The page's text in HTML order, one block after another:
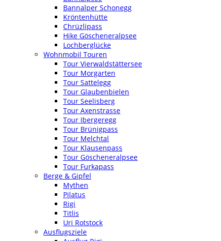
Bannalper Schonegg
Kröntenhütte
Chrüzlipass
Hike Göscheneralpsee
Lochberglücke
Wohnmobil Touren
Tour Vierwaldstättersee
Tour Morgarten
Tour Sattelegg
Tour Glaubenbielen
Tour Seelisberg
Tour Axenstrasse
Tour Ibergeregg
Tour Brünigpass
Tour Melchtal
Tour Klausenpass
Tour Göscheneralpsee
Tour Furkapass
Berge & Gipfel
Mythen
Pilatus
Rigi
Titlis
Uri Rotstock
Ausflugsziele